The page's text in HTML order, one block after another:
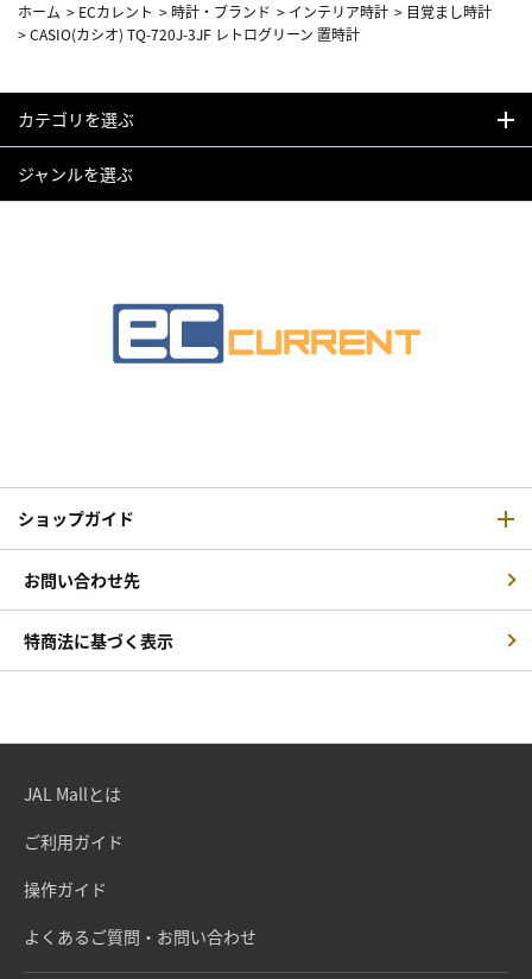
ホーム > ECカレント > 時計・ブランド > インテリア時計 > 目覚まし時計
>CASIO(カシオ) TQ-720J-3JF レトログリーン 置時計
カテゴリを選ぶ
ジャンルを選ぶ
ショップガイド
お問い合わせ先
特商法に基づく表示
JAL Mallとは
ご利用ガイド
操作ガイド
よくあるご質問・お問い合わせ